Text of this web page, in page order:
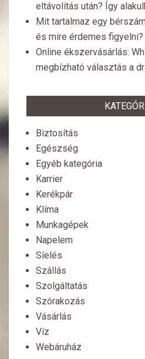
eltávolítás után? Így
Mit tartalmaz egy
és mire érdemes figyelni?
Online ékszervásárlás:
megbízható választás a
Biztosítás
Egészség
Egyéb kategória
Karrier
Kerékpár
Klíma
Munkagépek
Napelem
Síelés
Szállás
Szolgáltatás
Szórakozás
Vásárlás
Víz
Webáruház